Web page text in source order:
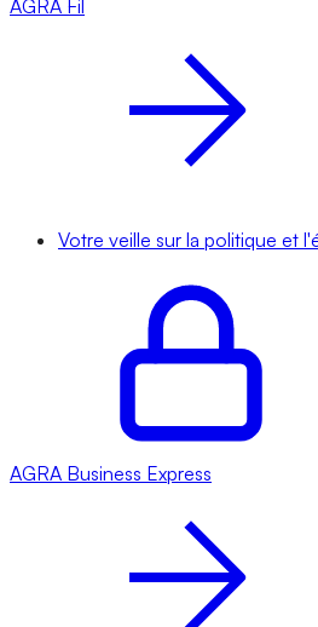
AGRA Fil
Votre veille sur la politique et
AGRA Business Express